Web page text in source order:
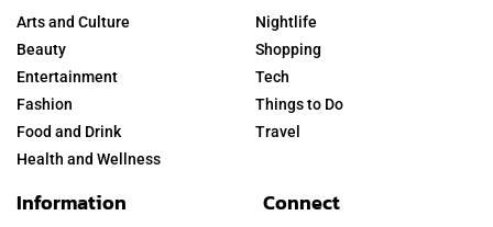
Arts and Culture
Beauty
Entertainment
Fashion
Food and Drink
Health and Wellness
Nightlife
Shopping
Tech
Things to Do
Travel
Information Connect